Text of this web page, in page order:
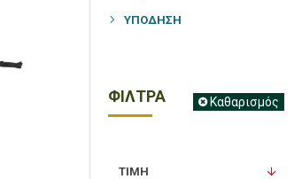
ΥΠΌΔΗΣΗ
ΦΙΛΤΡΑ Καθαρισμός
ΤΙΜΗ